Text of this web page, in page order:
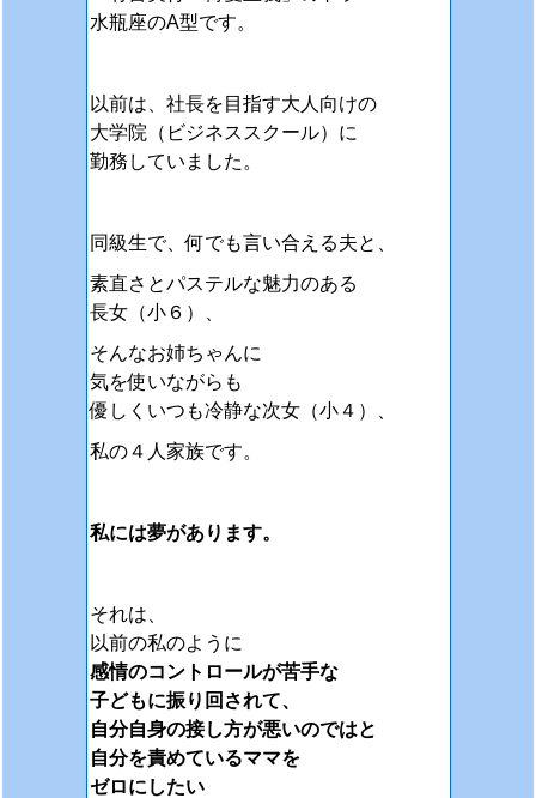
水瓶座のA型です。
以前は、社長を目指す大人向けの
大学院（ビジネススクール）に
勤務していました。
同級生で、何でも言い合える夫と、
素直さとパステルな魅力のある
長女（小６）、
そんなお姉ちゃんに
気を使いながらも
優しくいつも冷静な次女（小４）、
私の４人家族です。
私には夢があります。
それは、
以前の私のように
感情のコントロールが苦手な
子どもに振り回されて、
自分自身の接し方が悪いのではと
自分を責めているママを
ゼロにしたい